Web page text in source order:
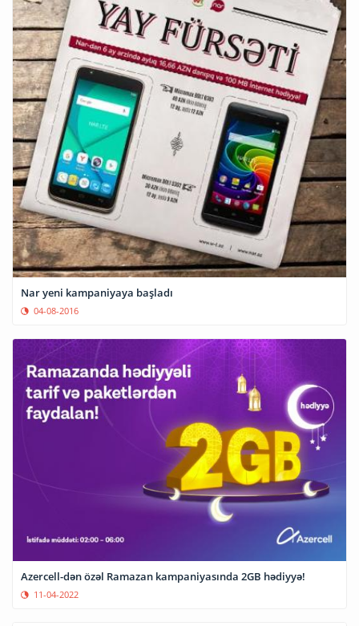
Nar yeni kampaniyaya başladı
04-08-2016
Azercell-dən özəl Ramazan kampaniyasında 2GB hədiyyə!
11-04-2022